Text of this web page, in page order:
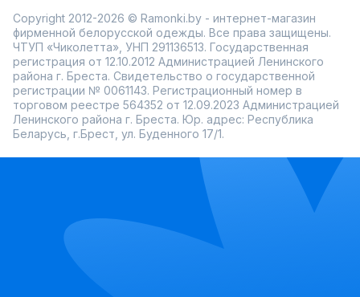
Copyright 2012-2026 © Ramonki.by - интернет-магазин
фирменной белорусской одежды. Все права защищены.
ЧТУП «Чиколетта», УНП 291136513. Государственная
регистрация от 12.10.2012 Администрацией Ленинского
района г. Бреста. Свидетельство о государственной
регистрации № 0061143. Регистрационный номер в
торговом реестре 564352 от 12.09.2023 Администрацией
Ленинского района г. Бреста. Юр. адрес: Республика
Беларусь, г.Брест, ул. Буденного 17/1.